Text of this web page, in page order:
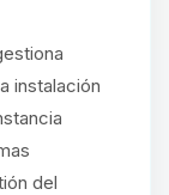
instalación
del